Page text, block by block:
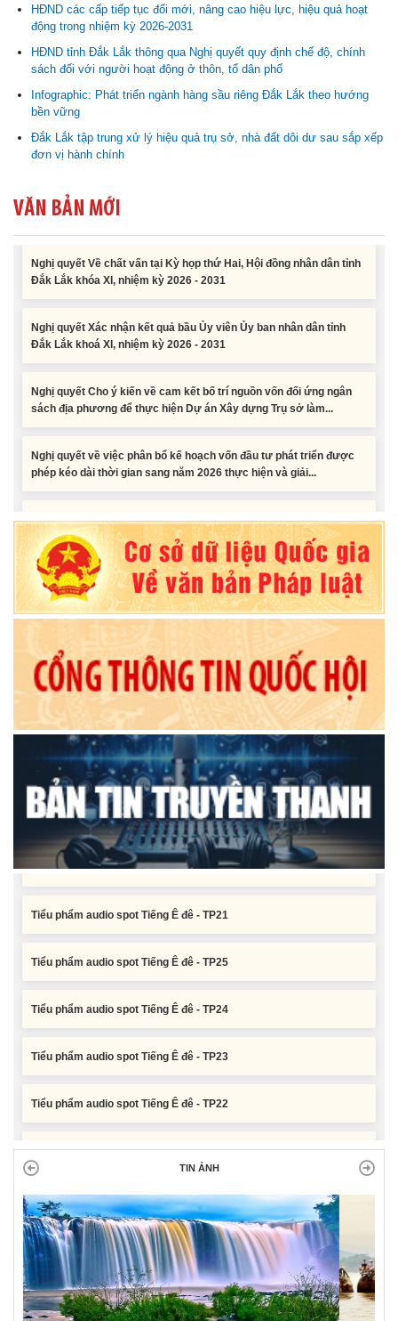
HĐND các cấp tiếp tục đổi mới, nâng cao hiệu lực, hiệu quả hoạt
động trong nhiệm kỳ 2026-2031
HĐND tỉnh Đắk Lắk thông qua Nghị quyết quy định chế độ, chính
sách đối với người hoạt động ở thôn, tổ dân phố
Infographic: Phát triển ngành hàng sầu riêng Đắk Lắk theo hướng
bền vững
Đắk Lắk tập trung xử lý hiệu quả trụ sở, nhà đất dôi dư sau sắp xếp
đơn vị hành chính
VĂN BẢN MỚI
Nghị quyết Cho ý kiến về cam kết bố trí nguồn vốn đối ứng ngân
sách địa phương để thực hiện Dự án Xây dựng Trụ sở làm...
Nghị quyết về việc phân bổ kế hoạch vốn đầu tư phát triển được
công năm 2026 nguồn vốn ngân sách địa phương (đợt 2)
Nghị quyết Về chất vấn tại Kỳ họp thứ Hai, Hội đồng nhân dân tỉnh
Đắk Lắk khóa XI, nhiệm kỳ 2026 - 2031
Nghị quyết Xác nhận kết quả bầu Ủy viên Ủy ban nhân dân tỉnh
Đắk Lắk khoá XI, nhiệm kỳ 2026 - 2031
Nghị quyết Cho ý kiến về cam kết bố trí nguồn vốn đối ứng ngân
sách địa phương để thực hiện Dự án Xây dựng Trụ sở làm...
Nghị quyết về việc phân bổ kế hoạch vốn đầu tư phát triển được
phép kéo dài thời gian sang năm 2026 thực hiện và giải...
Nghị quyết Vê việc điều chinh và phân bổ chi tiết kế hoạch đầu tư
Nghị quyết Về chất vấn tại Kỳ họp thứ Hai, Hội đồng nhân dân tỉnh
Đắk Lắk khóa XI, nhiệm kỳ 2026 - 2031
Nghị quyết Xác nhận kết quả bầu Ủy viên Ủy ban nhân dân tỉnh
Đắk Lắk khoá XI, nhiệm kỳ 2026 - 2031
Tiểu phẩm audio spot Tiếng Ê đê - TP25
Tiểu phẩm audio spot Tiếng Ê đê - TP24
Tiểu phẩm audio spot Tiếng Ê đê - TP23
Tiểu phẩm audio spot Tiếng Ê đê - TP22
TIN ẢNH